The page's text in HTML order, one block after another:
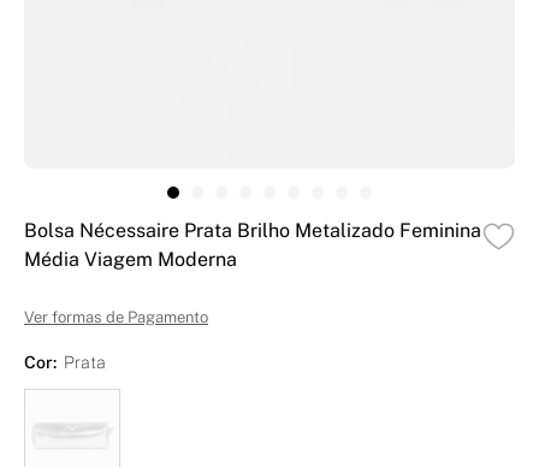
Bolsa Nécessaire Prata Brilho Metalizado Feminina
Média Viagem Moderna
Ver formas de Pagamento
Cor: Prata